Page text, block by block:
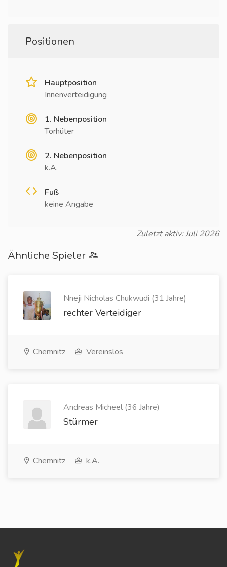
Positionen
Hauptposition
Innenverteidigung
1. Nebenposition
Torhüter
2. Nebenposition
k.A.
Fuß
keine Angabe
Zuletzt aktiv: Juli 2026
Ähnliche Spieler
Nneji Nicholas Chukwudi (31 Jahre)
rechter Verteidiger
Chemnitz Vereinslos
Andreas Micheel (36 Jahre)
Stürmer
Chemnitz k.A.